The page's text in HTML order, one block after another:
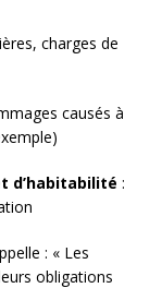
charges de
causés à
d’habitabilité :
: « Les
obligations